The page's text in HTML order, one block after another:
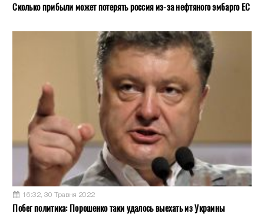
Сколько прибыли может потерять россия из-за нефтяного эмбарго ЕС
16:32, 30 Травня 2022
Побег политика: Порошенко таки удалось выехать из Украины